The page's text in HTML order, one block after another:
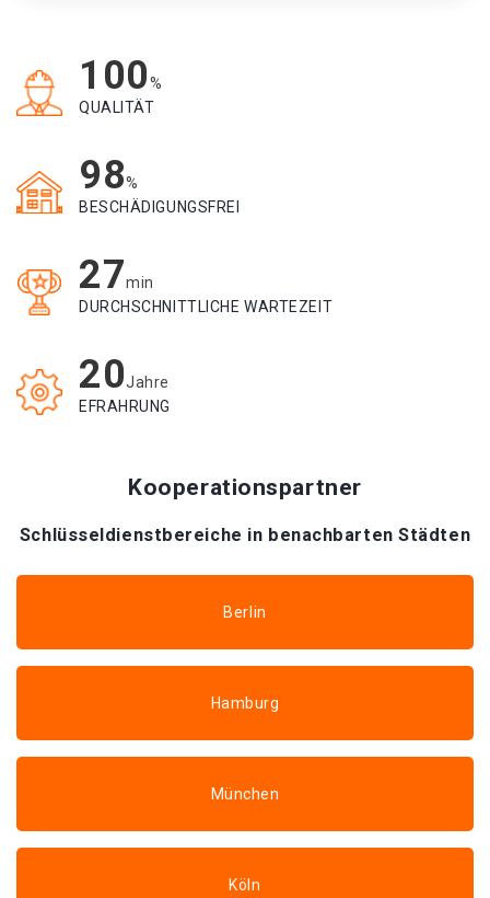
100%
QUALITÄT
98%
BESCHÄDIGUNGSFREI
27min
DURCHSCHNITTLICHE WARTEZEIT
20Jahre
EFRAHRUNG
Kooperationspartner
Schlüsseldienstbereiche in benachbarten Städten
Berlin
Hamburg
München
Köln